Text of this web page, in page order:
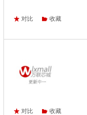
对比 收藏
对比 收藏